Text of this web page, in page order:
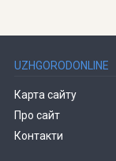
UZHGORODONLINE
Карта сайту
Про сайт
Контакти